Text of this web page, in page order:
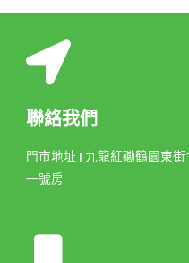
聯絡我們
門市地址 | 九龍紅磡鶴園東
一號房